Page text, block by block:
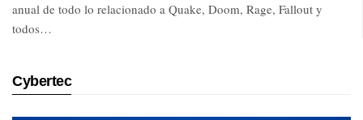
anual de todo lo relacionado a Quake, Doom, Rage, Fallout y
todos…
Cybertec